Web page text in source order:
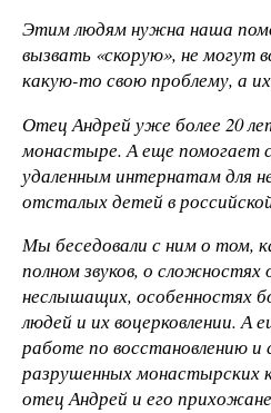
Этим людям нужна наша
вызвать «скорую», не могут
какую-то свою проблему, а
Отец Андрей уже более 20
монастыре. А еще помогает
удаленным интернатам для
отсталых детей в
Мы беседовали с ним о том,
полном звуков, о
неслышащих, особенностях
людей и их воцерковлении. А
работе по восстановлению
разрушенных монастырских
отец Андрей и его